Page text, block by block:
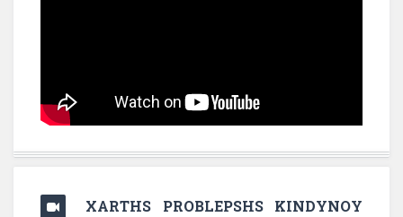
XARTHS PROBLEPSHS KINDYNOY